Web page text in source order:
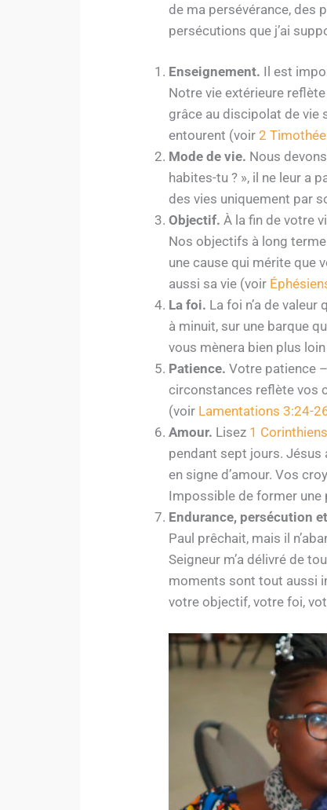
de ma persévérance, des
persécutions que j’ai
Enseignement. Il est
Notre vie extérieure
grâce au discipolat de vie
entourent (voir2
Mode de vie. Nous
habites-tu ? », il ne leur a
des vies uniquement par
Objectif. À la fin de votre
Nos objectifs à long
une cause qui mérite que
aussi sa vie (voir
La foi. La foi n’a de
à minuit, sur une barque
vous mènera bien plus
Patience. Votre patience
circonstances reflète vos
(voir Lamentations 3:24-
Amour. Lisez 1
pendant sept jours. Jésus
en signe d’amour. Vos
Impossible de former une
Endurance, persécution
Paul prêchait, mais il
Seigneur m’a délivré de
moments sont tout aussi
votre objectif, votre foi,